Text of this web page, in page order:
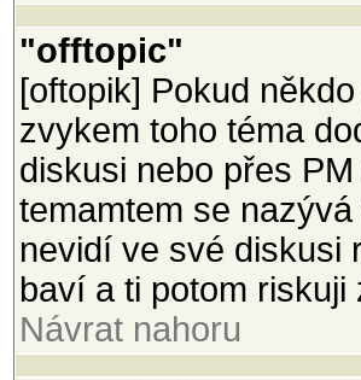
"offtopic"
[oftopik] Pokud
zvykem toho téma
diskusi nebo přes
temamtem se
nevidí ve své diskusi
baví a ti potom
Návrat nahoru